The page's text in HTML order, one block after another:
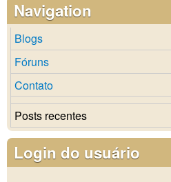
Navigation
Blogs
Fóruns
Contato
Posts recentes
Login do usuário